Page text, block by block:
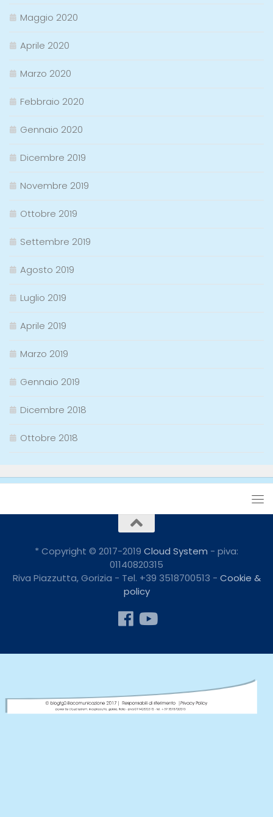
Maggio 2020
Aprile 2020
Marzo 2020
Febbraio 2020
Gennaio 2020
Dicembre 2019
Novembre 2019
Ottobre 2019
Settembre 2019
Agosto 2019
Luglio 2019
Aprile 2019
Marzo 2019
Gennaio 2019
Dicembre 2018
Ottobre 2018
* Copyright © 2017-2019 Cloud System - piva:
01140820315
Riva Piazzutta, Gorizia - Tel. +39 3518700513 - Cookie &
policy